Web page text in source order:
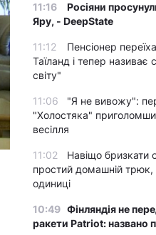
11:16
Росіяни
Яру, - DeepState
11:12
Пенсіонер
Таїланд і тепер
світу"
11:06
"Я не вивожу":
"Холостяка"
весілля
11:02
Навіщо бризкати
простий домашній трюк,
одиниці
10:49 Фінляндія не
ракети Patriot: названо